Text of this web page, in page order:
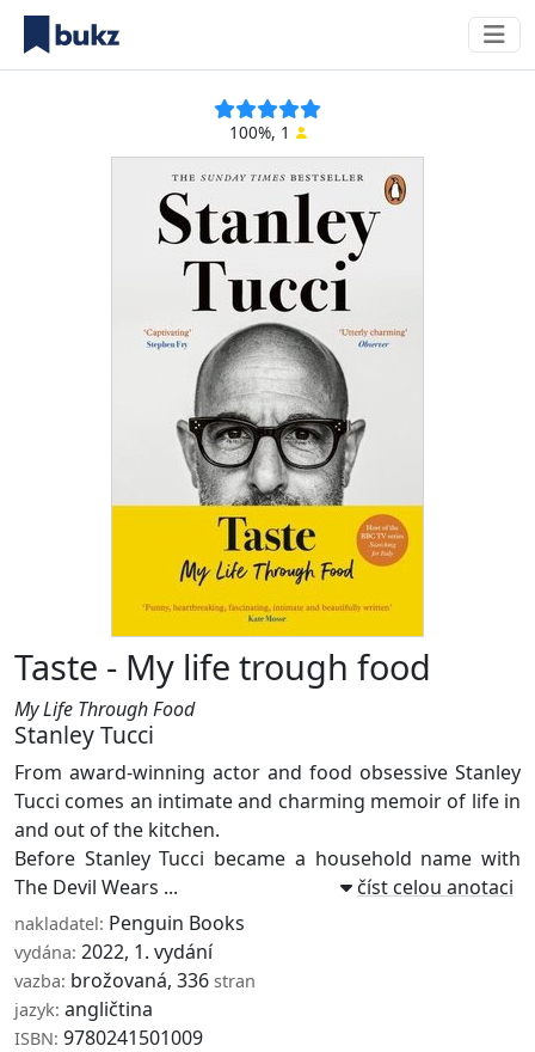
100%, 1
Taste - My life trough food
My Life Through Food
Stanley Tucci
From award-winning actor and food obsessive Stanley
Tucci comes an intimate and charming memoir of life in
and out of the kitchen.
Before Stanley Tucci became a household name with
The Devil Wears ...
číst celou anotaci
nakladatel: Penguin Books
vydána: 2022, 1. vydání
vazba: brožovaná, 336 stran
jazyk: angličtina
ISBN: 9780241501009